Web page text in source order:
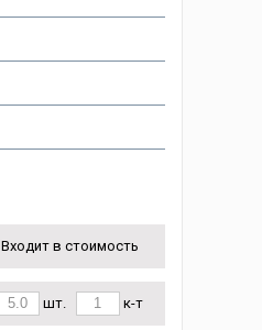
Входит в стоимость
шт. к-т